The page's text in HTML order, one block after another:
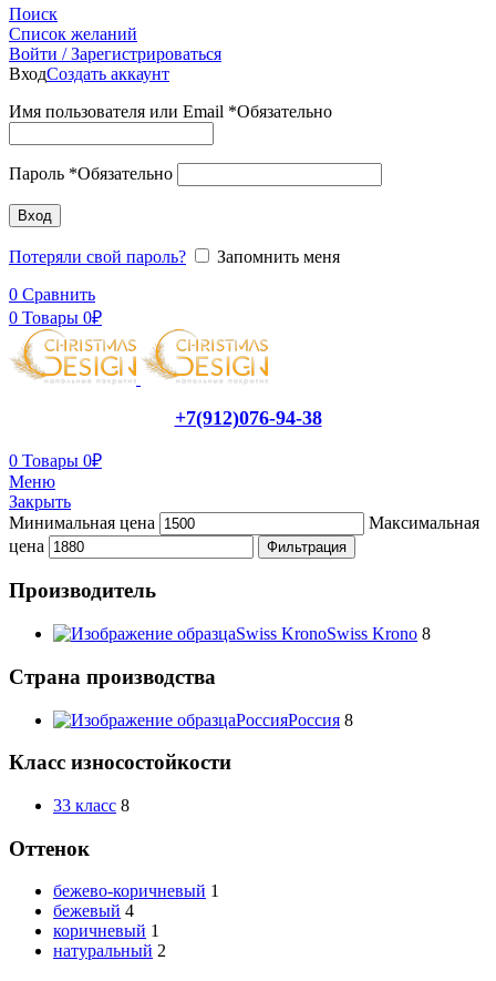
Поиск
Список желаний
Войти / Зарегистрироваться
ВходСоздать аккаунт
Имя пользователя или Email *Обязательно
Пароль *Обязательно
Вход
Потеряли свой пароль?
Запомнить меня
0 Сравнить
0 Товары 0₽
+7(912)076-94-38
0 Товары 0₽
Меню
Закрыть
Минимальная цена
Максимальная
цена
Фильтрация
Производитель
Swiss KronoSwiss Krono 8
Страна производства
РоссияРоссия 8
Класс износостойкости
33 класс 8
Оттенок
бежево-коричневый 1
бежевый 4
коричневый 1
натуральный 2